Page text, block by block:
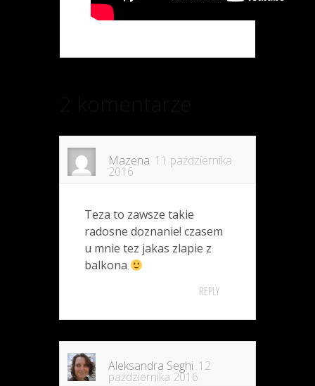
Mazena 11 października
2016
Teza to zawsze takie
radosne doznanie! czasem
u mnie tez jakas zlapie z
balkona
REPLY
Aleksandra Seghi 12
października 2016